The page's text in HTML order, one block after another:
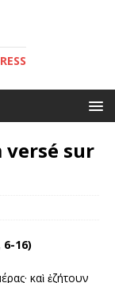
versé sur
16)
καὶ ἐζήτουν